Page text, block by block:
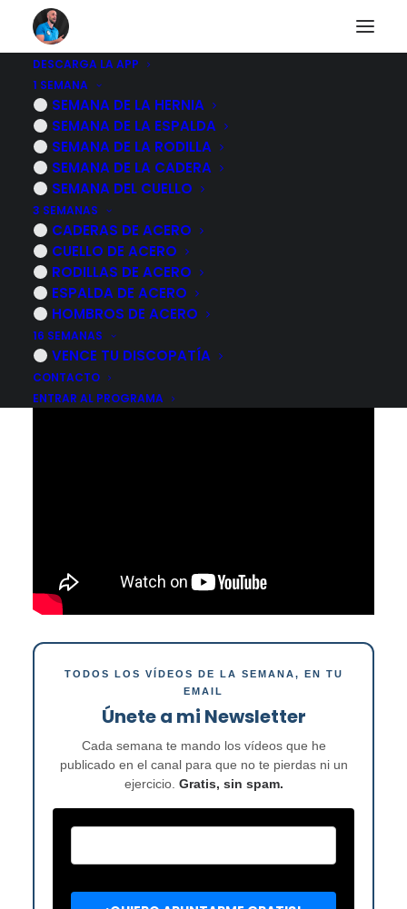
DESCARGA LA APP
1 SEMANA
SEMANA DE LA HERNIA
SEMANA DE LA ESPALDA
SEMANA DE LA RODILLA
SEMANA DE LA CADERA
SEMANA DEL CUELLO
3 SEMANAS
CADERAS DE ACERO
CUELLO DE ACERO
RODILLAS DE ACERO
ESPALDA DE ACERO
HOMBROS DE ACERO
16 SEMANAS
VENCE TU DISCOPATÍA
CONTACTO
ENTRAR AL PROGRAMA
Hernia discal, 2
tracciones para
descomprimir la
columna lumbar
4 NOVIEMBRE, 2022 | POR
TODOS LOS VÍDEOS DE LA SEMANA, EN TU
EMAIL
Únete a mi Newsletter
Cada semana te mando los vídeos que he
publicado en el canal para que no te pierdas ni un
ejercicio. Gratis, sin spam.